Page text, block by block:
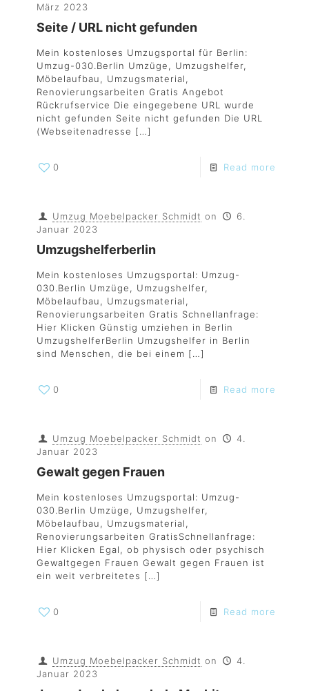
März 2023
Seite / URL nicht gefunden
Mein kostenloses Umzugsportal für Berlin:
Umzug-030.Berlin Umzüge, Umzugshelfer,
Möbelaufbau, Umzugsmaterial,
Renovierungsarbeiten Gratis Angebot
Rückrufservice Die eingegebene URL wurde
nicht gefunden Seite nicht gefunden Die URL
(Webseitenadresse […]
0 Read more
Umzug Moebelpacker Schmidt on
6.
Januar 2023
Umzugshelferberlin
Mein kostenloses Umzugsportal: Umzug-
030.Berlin Umzüge, Umzugshelfer,
Möbelaufbau, Umzugsmaterial,
Renovierungsarbeiten Gratis Schnellanfrage:
Hier Klicken Günstig umziehen in Berlin
UmzugshelferBerlin Umzugshelfer in Berlin
sind Menschen, die bei einem […]
0 Read more
Umzug Moebelpacker Schmidt on
4.
Januar 2023
Gewalt gegen Frauen
Mein kostenloses Umzugsportal: Umzug-
030.Berlin Umzüge, Umzugshelfer,
Möbelaufbau, Umzugsmaterial,
Renovierungsarbeiten GratisSchnellanfrage:
Hier Klicken Egal, ob physisch oder psychisch
Gewaltgegen Frauen Gewalt gegen Frauen ist
ein weit verbreitetes […]
0 Read more
Umzug Moebelpacker Schmidt on
4.
Januar 2023